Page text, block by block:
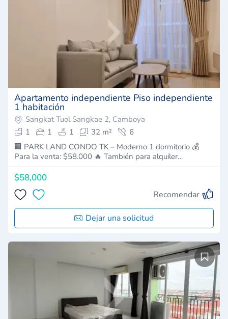
Apartamento independiente Piso independiente
1 habitación
Sangkat Tuol Sangkae 2, Camboya
1
1 1 32 m²
6
🏢 PARK LAND CONDO TK – Moderno 1 dormitorio 💰
Para la venta: $58.000 🔥 También para alquiler…
$58,000
Recomendar
Dejar una solicitud